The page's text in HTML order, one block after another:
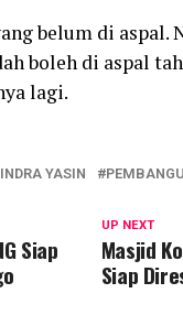
belum di
boleh di aspal
lagi.
INDRA YASIN
UP NEXT
Masjid
Siap
Siap